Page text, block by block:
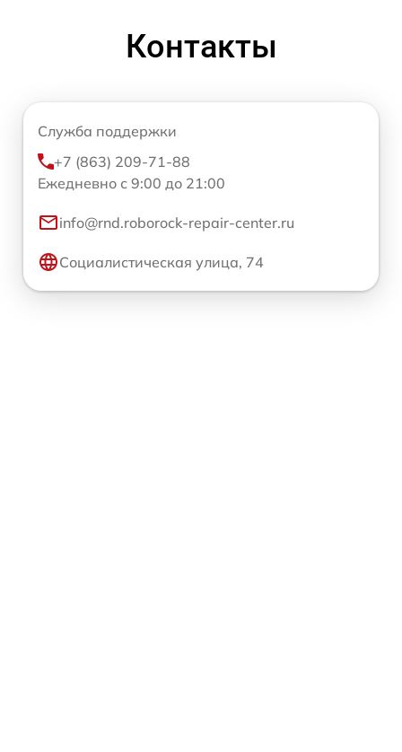
Контакты
Служба поддержки
+7 (863) 209-71-88
Ежедневно с 9:00 до 21:00
info@rnd.roborock-repair-center.ru
Социалистическая улица, 74